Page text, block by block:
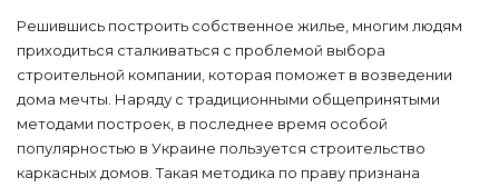
Решившись построить собственное жилье, многим людям
приходиться сталкиваться с проблемой выбора
строительной компании, которая поможет в возведении
дома мечты. Наряду с традиционными общепринятыми
методами построек, в последнее время особой
популярностью в Украине пользуется строительство
каркасных домов. Такая методика по праву признана